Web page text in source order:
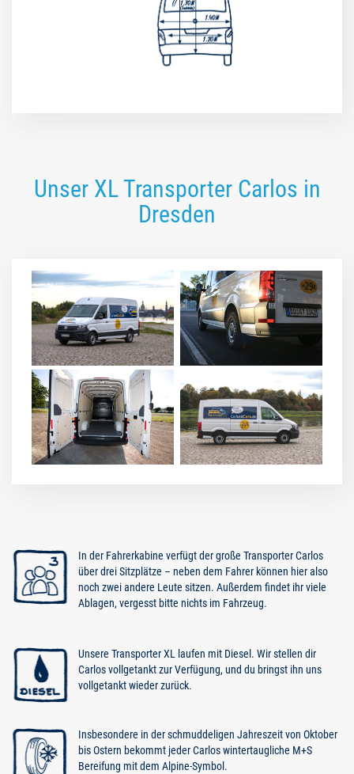
Unser XL Transporter Carlos in
Dresden
In der Fahrerkabine verfügt der große Transporter Carlos
über drei Sitzplätze – neben dem Fahrer können hier also
noch zwei andere Leute sitzen. Außerdem findet ihr viele
Ablagen, vergesst bitte nichts im Fahrzeug.
Unsere Transporter XL laufen mit Diesel. Wir stellen dir
Carlos vollgetankt zur Verfügung, und du bringst ihn uns
vollgetankt wieder zurück.
Insbesondere in der schmuddeligen Jahreszeit von Oktober
bis Ostern bekommt jeder Carlos wintertaugliche M+S
Bereifung mit dem Alpine-Symbol.